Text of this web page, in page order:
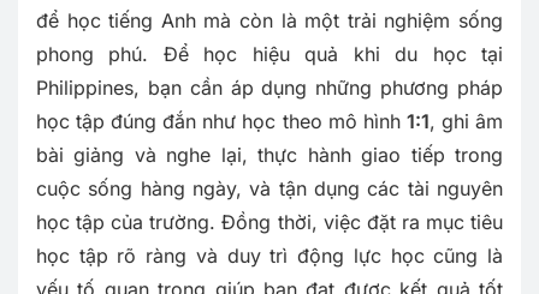
để học tiếng Anh mà còn là một trải nghiệm sống
phong phú. Để học hiệu quả khi du học tại
Philippines, bạn cần áp dụng những phương pháp
học tập đúng đắn như học theo mô hình 1:1, ghi âm
bài giảng và nghe lại, thực hành giao tiếp trong
cuộc sống hàng ngày, và tận dụng các tài nguyên
học tập của trường. Đồng thời, việc đặt ra mục tiêu
học tập rõ ràng và duy trì động lực học cũng là
yếu tố quan trọng giúp bạn đạt được kết quả tốt